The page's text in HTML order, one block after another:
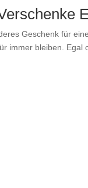
Geschenk für
immer bleiben. Egal